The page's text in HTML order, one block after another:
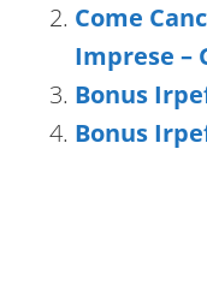
Come
Imprese –
Bonus
Bonus